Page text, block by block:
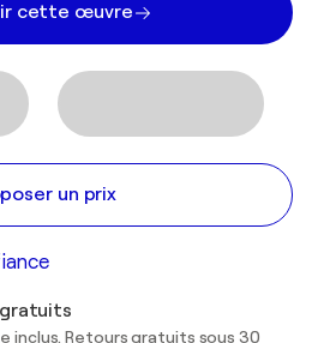
cette œuvre
un prix
inclus. Retours gratuits sous 30